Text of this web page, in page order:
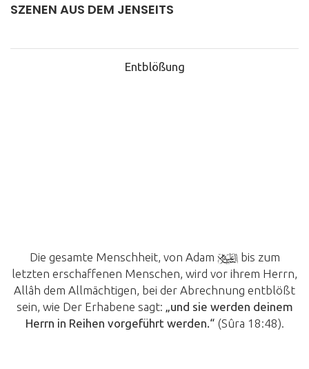
SZENEN AUS DEM JENSEITS
Entblößung
Die gesamte Menschheit, von Adam
bis zum
letzten erschaffenen Menschen, wird vor ihrem Herrn,
Allâh dem Allmächtigen, bei der Abrechnung entblößt
sein, wie Der Erhabene sagt: „und sie werden deinem
Herrn in Reihen vorgeführt werden.“(Sûra 18:48).